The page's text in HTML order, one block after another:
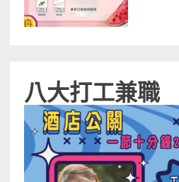
八大打工兼職